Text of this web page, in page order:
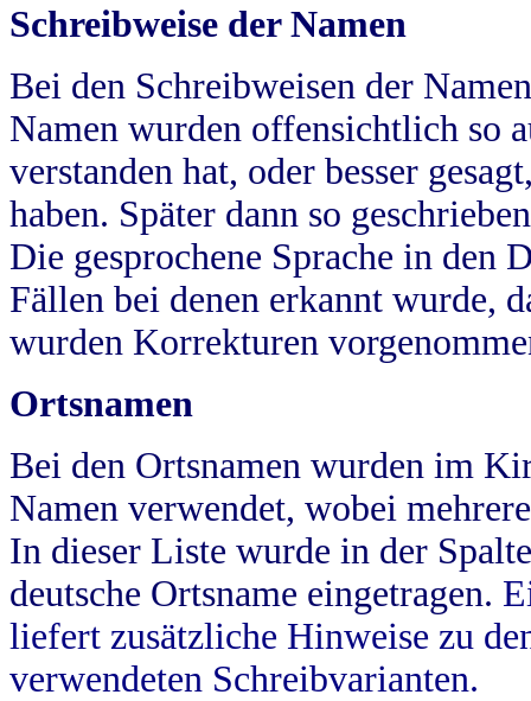
Schreibweise der Namen
Bei den Schreibweisen der
Namen wurden offensichtlich so
verstanden hat, oder besser
haben. Später dann so
Die gesprochene Sprache in
Fällen bei denen erkannt wurde,
wurden Korrekturen
Ortsnamen
Bei den Ortsnamen wurden im
Namen verwendet, wobei
In dieser Liste wurde in der
deutsche Ortsname eingetragen.
liefert zusätzliche Hinweise zu
verwendeten Schreibvarianten.